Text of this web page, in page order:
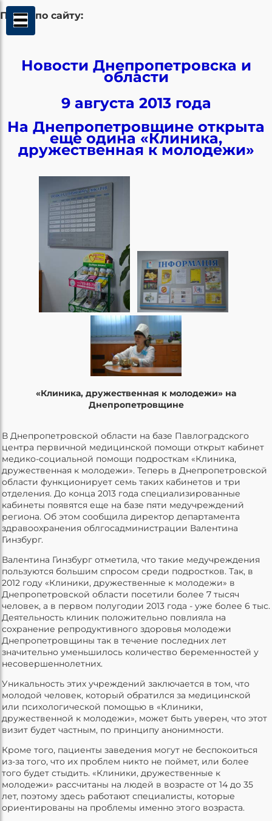
Поиск по сайту:
Новости Днепропетровска и
области
9 августа 2013 года
На Днепропетровщине открыта
еще одина «Клиника,
дружественная к молодежи»
«Клиника, дружественная к молодежи» на
Днепропетровщине
В Днепропетровской области на базе Павлоградского
центра первичной медицинской помощи открыт кабинет
медико-социальной помощи подросткам «Клиника,
дружественная к молодежи». Теперь в Днепропетровской
области функционирует семь таких кабинетов и три
отделения. До конца 2013 года специализированные
кабинеты появятся еще на базе пяти медучреждений
региона. Об этом сообщила директор департамента
здравоохранения облгосадминистрации Валентина
Гинзбург.
Валентина Гинзбург отметила, что такие медучреждения
пользуются большим спросом среди подростков. Так, в
2012 году «Клиники, дружественные к молодежи» в
Днепропетровской области посетили более 7 тысяч
человек, а в первом полугодии 2013 года - уже более 6 тыс.
Деятельность клиник положительно повлияла на
сохранение репродуктивного здоровья молодежи
Днепропетровщины так в течение последних лет
значительно уменьшилось количество беременностей у
несовершеннолетних.
Уникальность этих учреждений заключается в том, что
молодой человек, который обратился за медицинской
или психологической помощью в «Клиники,
дружественной к молодежи», может быть уверен, что этот
визит будет частным, по принципу анонимности.
Кроме того, пациенты заведения могут не беспокоиться
из-за того, что их проблем никто не поймет, или более
того будет стыдить. «Клиники, дружественные к
молодежи» рассчитаны на людей в возрасте от 14 до 35
лет, поэтому здесь работают специалисты, которые
ориентированы на проблемы именно этого возраста.